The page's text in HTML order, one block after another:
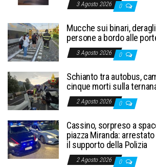
3 Agosto 2026 0
Mucche sui binari,
persone a bordo alle
3 Agosto 2026 0
Schianto tra autobus,
cinque morti sulla
2 Agosto 2026 0
Cassino, sorpreso a
piazza Miranda:
il supporto della Polizia
2 Agosto 2026 0